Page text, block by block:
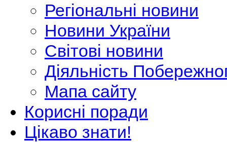
Регіональні новини
Новини України
Світові новини
Діяльність
Мапа сайту
Корисні поради
Цікаво знати!